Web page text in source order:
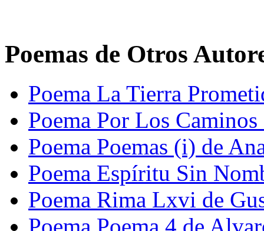
Poemas de Otros
Poema La Tierra
Poema Por Los
Poema Poemas (i) de
Poema Espíritu Sin
Poema Rima Lxvi de